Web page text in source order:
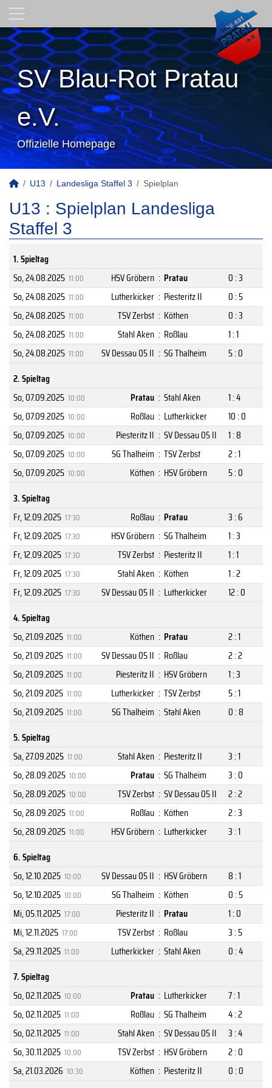
SV Blau-Rot Pratau
e.V.
Offizielle Homepage
U13 Landesliga Staffel 3 Spielplan
U13 : Spielplan Landesliga
Staffel 3
1. Spieltag
So, 24.08.2025 11:00 HSV Gröbern : Pratau
0 : 3
So, 24.08.2025 11:00 Lutherkicker : Piesteritz II
0 : 5
So, 24.08.2025 11:00 TSV Zerbst : Köthen
0 : 3
So, 24.08.2025 11:00 Stahl Aken : Roßlau
1 : 1
So, 24.08.2025 11:00 SV Dessau 05 II : SG Thalheim
5 : 0
2. Spieltag
So, 07.09.2025 10:00 Pratau : Stahl Aken
1 : 4
So, 07.09.2025 10:00 Roßlau : Lutherkicker
10 : 0
So, 07.09.2025 10:00 Piesteritz II : SV Dessau 05 II
1 : 8
So, 07.09.2025 10:00 SG Thalheim : TSV Zerbst
2 : 1
So, 07.09.2025 10:00 Köthen : HSV Gröbern
5 : 0
3. Spieltag
Fr, 12.09.2025 17:30 Roßlau : Pratau
3 : 6
Fr, 12.09.2025 17:30 HSV Gröbern : SG Thalheim
1 : 3
Fr, 12.09.2025 17:30 TSV Zerbst : Piesteritz II
1 : 1
Fr, 12.09.2025 17:30 Stahl Aken : Köthen
1 : 2
Fr, 12.09.2025 17:30 SV Dessau 05 II : Lutherkicker
12 : 0
4. Spieltag
So, 21.09.2025 11:00 Köthen : Pratau
2 : 1
So, 21.09.2025 11:00 SV Dessau 05 II : Roßlau
2 : 2
So, 21.09.2025 11:00 Piesteritz II : HSV Gröbern
1 : 3
So, 21.09.2025 11:00 Lutherkicker : TSV Zerbst
5 : 1
So, 21.09.2025 11:00 SG Thalheim : Stahl Aken
0 : 8
5. Spieltag
Sa, 27.09.2025 11:00 Stahl Aken : Piesteritz II
3 : 1
So, 28.09.2025 10:00 Pratau : SG Thalheim
3 : 0
So, 28.09.2025 10:00 TSV Zerbst : SV Dessau 05 II
2 : 2
So, 28.09.2025 11:00 Roßlau : Köthen
2 : 3
So, 28.09.2025 11:00 HSV Gröbern : Lutherkicker
3 : 1
6. Spieltag
So, 12.10.2025 10:00 SV Dessau 05 II : HSV Gröbern
8 : 1
So, 12.10.2025 10:00 SG Thalheim : Köthen
0 : 5
Mi, 05.11.2025 17:00 Piesteritz II : Pratau
1 : 0
Mi, 12.11.2025 17:00 TSV Zerbst : Roßlau
3 : 5
Sa, 29.11.2025 11:00 Lutherkicker : Stahl Aken
0 : 4
7. Spieltag
So, 02.11.2025 10:00 Pratau : Lutherkicker
7 : 1
So, 02.11.2025 11:00 Roßlau : SG Thalheim
4 : 2
So, 02.11.2025 11:00 Stahl Aken : SV Dessau 05 II
3 : 4
So, 30.11.2025 10:00 TSV Zerbst : HSV Gröbern
2 : 0
Sa, 21.03.2026 10:30 Köthen : Piesteritz II 0 : 0